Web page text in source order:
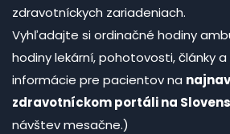
zdravotníckych zariadeniach.
Vyhľadajte si ordinačné hodiny
hodiny lekární, pohotovosti, články
informácie pre pacientov na
zdravotníckom portáli na
návštev mesačne.)